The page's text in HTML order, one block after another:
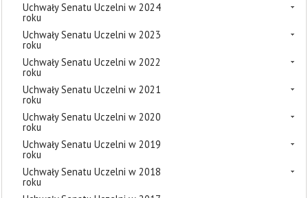
Uchwały Senatu Uczelni w 2024
roku
Uchwały Senatu Uczelni w 2023
roku
Uchwały Senatu Uczelni w 2022
roku
Uchwały Senatu Uczelni w 2021
roku
Uchwały Senatu Uczelni w 2020
roku
Uchwały Senatu Uczelni w 2019
roku
Uchwały Senatu Uczelni w 2018
roku